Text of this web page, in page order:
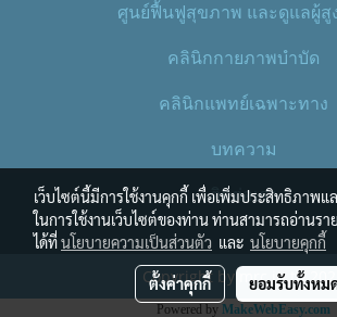
ศูนย์ฟื้นฟูสุขภาพ และดูแลผู้สู
คลินิกกายภาพบำบัด
คลินิกแพทย์เฉพาะทาง
บทความ
ติดต่อเรา
Copyright by mrc.in.th
Powered by MakeWebEasy.com
เว็บไซต์นี้มีการใช้งานคุกกี้ เพื่อเพิ่มประสิทธิภาพ
ในการใช้งานเว็บไซต์ของท่าน ท่านสามารถอ่านรา
ได้ที่นโยบายความเป็นส่วนตัว และ นโยบายคุกกี้
ตั้งค่าคุกกี้ ยอมรับทั้งหม